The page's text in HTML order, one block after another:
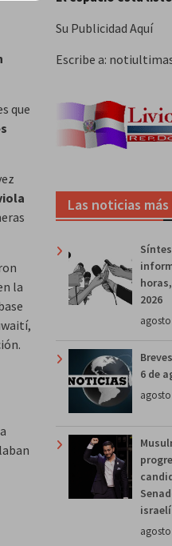
que
la
Su Publicidad Aquí
Escribe a:
Las noticias
2026
agosto
6 de
agosto
israelí
agosto